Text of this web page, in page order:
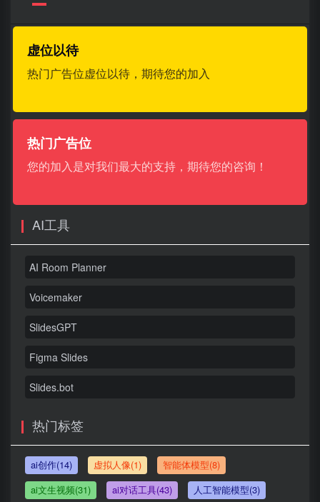
虚位以待
热门广告位虚位以待，期待您的加入
热门广告位
您的加入是对我们最大的支持，期待您的咨询！
AI工具
AI Room Planner
Voicemaker
SlidesGPT
Figma Slides
Slides.bot
热门标签
ai创作(14) 虚拟人像(1)
智能体模型(8)
ai文生视频(31)
ai对话工具(43) 人工智能模型(3)